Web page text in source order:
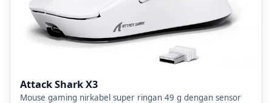
Attack Shark X3
Mouse gaming nirkabel super ringan 49 g dengan sensor